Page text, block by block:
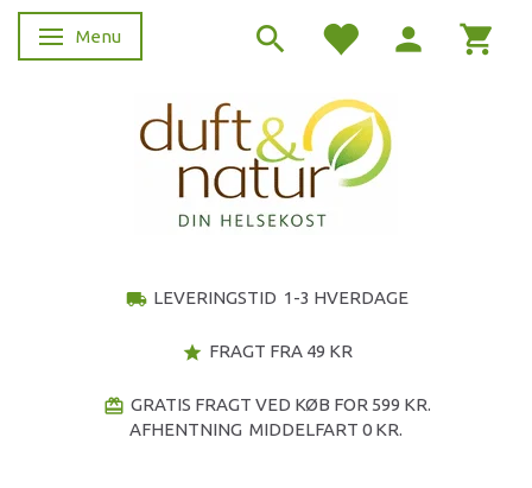
Skifte navigation
Menu
local_shipping LEVERINGSTID 1-3 HVERDAGE
star FRAGT FRA 49 KR
redeem GRATIS FRAGT VED KØB FOR 599 KR.
AFHENTNING MIDDELFART 0 KR.